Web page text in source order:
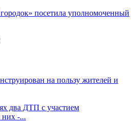
посетила уполномоченный
на пользу жителей и
два ДТП с участием
них -...